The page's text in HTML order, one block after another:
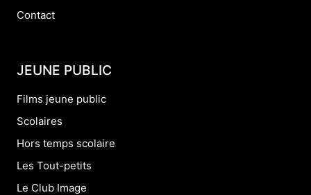
Contact
JEUNE PUBLIC
Films jeune public
Scolaires
Hors temps scolaire
Les Tout-petits
Le Club Image